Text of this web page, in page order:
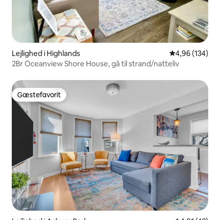
Lejlighed i Highlands 4,96 ud af 5 i
4,96 (134)
2Br Oceanview Shore House, gå til strand/natteliv
Gæstefavorit
Gæstefavorit